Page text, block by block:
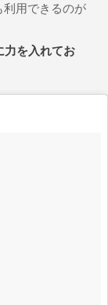
用できるのが
力を入れてお